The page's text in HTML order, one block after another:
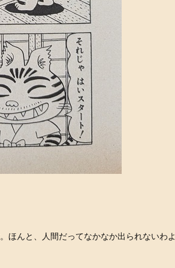
ほんと、人間だってなかなか出られないわよ